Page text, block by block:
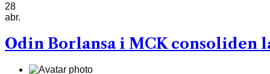
28
abr.
Odin Borlansa i MCK consoliden